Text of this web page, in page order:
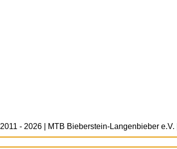
2011 - 2026 | MTB Bieberstein-Langenbieber e.V. |